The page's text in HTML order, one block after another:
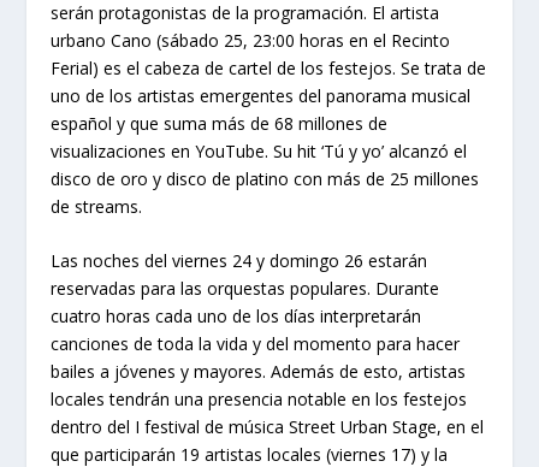
serán protagonistas de la programación. El artista
urbano Cano (sábado 25, 23:00 horas en el Recinto
Ferial) es el cabeza de cartel de los festejos. Se trata de
uno de los artistas emergentes del panorama musical
español y que suma más de 68 millones de
visualizaciones en YouTube. Su hit ‘Tú y yo’ alcanzó el
disco de oro y disco de platino con más de 25 millones
de streams.
Las noches del viernes 24 y domingo 26 estarán
reservadas para las orquestas populares. Durante
cuatro horas cada uno de los días interpretarán
canciones de toda la vida y del momento para hacer
bailes a jóvenes y mayores. Además de esto, artistas
locales tendrán una presencia notable en los festejos
dentro del I festival de música Street Urban Stage, en el
que participarán 19 artistas locales (viernes 17) y la